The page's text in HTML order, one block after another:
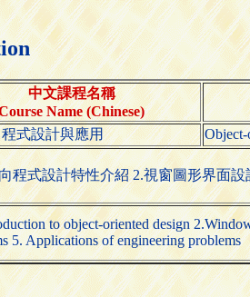
中文課程名稱
Name (Chinese)
式設計與應用
Object-
程式設計特性介紹 2.視窗圖形界面
to object-oriented design
5. Applications of engineering problems